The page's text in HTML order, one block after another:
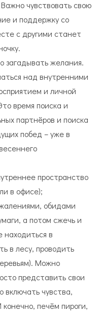
чувствовать свою
и поддержку со
с другими станет
загадывать желания.
над внутренними
и личной
время поиска и
партнёров и поиска
побед – уже в
пространство
в офисе);
обидами
а потом сжечь и
находиться в
в лесу, проводить
Можно
представить свои
включать чувства,
печём пироги,